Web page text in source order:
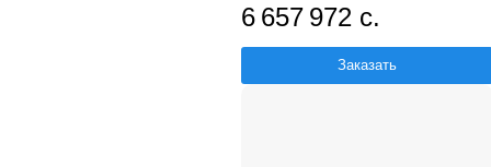
6 657 972 с.
Заказать